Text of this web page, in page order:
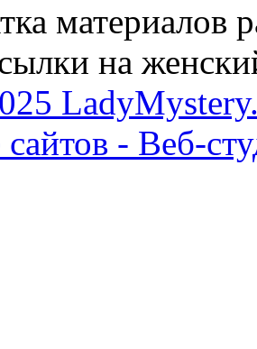
материалов
на
сайтов - Веб-